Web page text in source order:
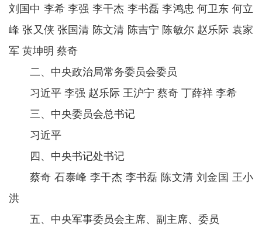
刘国中 李希 李强 李干杰 李书磊 李鸿忠 何卫东 何立
峰 张又侠 张国清 陈文清 陈吉宁 陈敏尔 赵乐际 袁家
军 黄坤明 蔡奇
二、中央政治局常务委员会委员
习近平 李强 赵乐际 王沪宁 蔡奇 丁薛祥 李希
三、中央委员会总书记
习近平
四、中央书记处书记
蔡奇 石泰峰 李干杰 李书磊 陈文清 刘金国 王小
洪
五、中央军事委员会主席、副主席、委员